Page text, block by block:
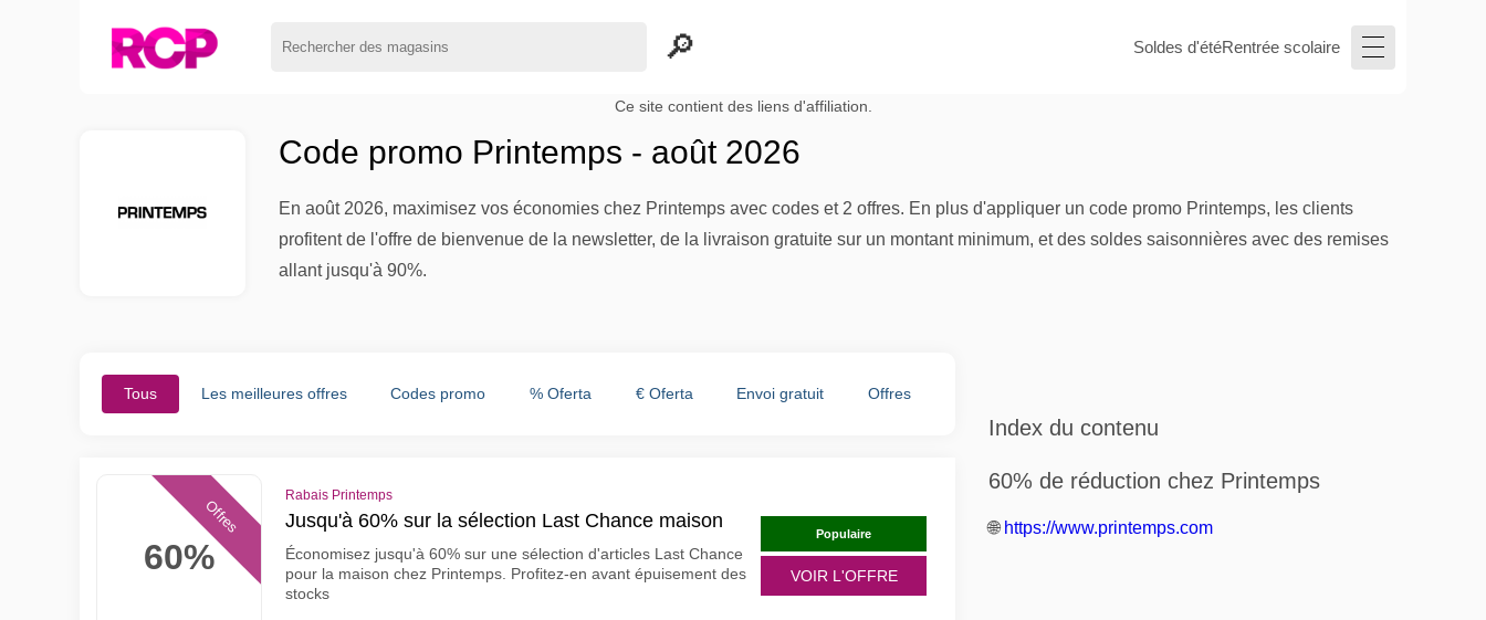
Soldes d'étéRentrée scolaire
Ce site contient des liens d'affiliation.
Code promo Printemps - août 2026
En août 2026, maximisez vos économies chez Printemps avec codes et 2 offres. En plus d'appliquer un code promo Printemps, les clients
profitent de l'offre de bienvenue de la newsletter, de la livraison gratuite sur un montant minimum, et des soldes saisonnières avec des remises
allant jusqu'à 90%.
Tous Les meilleures offres Codes promo % Oferta € Oferta Envoi gratuit Offres
60%
Offres
Rabais Printemps
Jusqu'à 60% sur la sélection Last Chance maison
Économisez jusqu'à 60% sur une sélection d'articles Last Chance
pour la maison chez Printemps. Profitez-en avant épuisement des
stocks
Populaire
VOIR L'OFFRE
Index du contenu
60% de réduction chez Printemps
🌐 https://www.printemps.com